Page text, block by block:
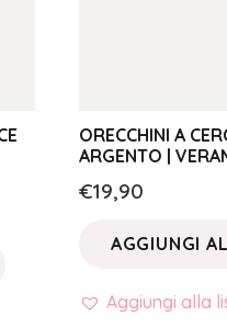
ORECCHINI A
ARGENTO |
€19,90
AGGIUNGI
Aggiungi alla